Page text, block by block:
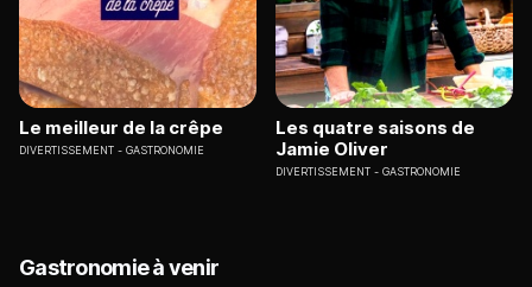
Le meilleur de la crêpe
DIVERTISSEMENT GASTRONOMIE
Les quatre saisons de
Jamie Oliver
DIVERTISSEMENT GASTRONOMIE
Gastronomie à venir